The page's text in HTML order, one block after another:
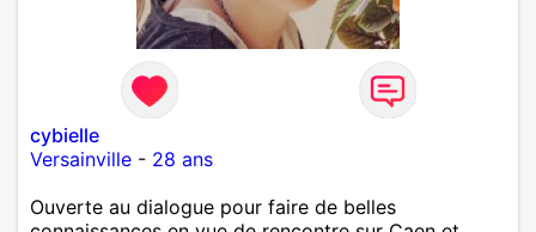
cybielle
Versainville - 28 ans
Ouverte au dialogue pour faire de belles